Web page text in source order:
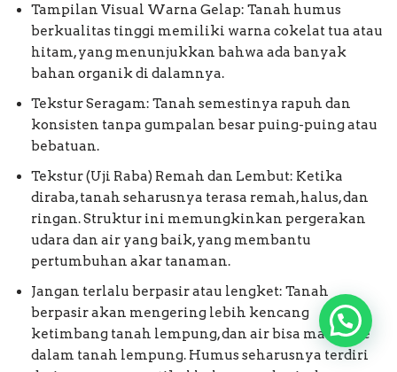
Tampilan Visual Warna Gelap: Tanah humus
berkualitas tinggi memiliki warna cokelat tua atau
hitam, yang menunjukkan bahwa ada banyak
bahan organik di dalamnya.
Tekstur Seragam: Tanah semestinya rapuh dan
konsisten tanpa gumpalan besar puing-puing atau
bebatuan.
Tekstur (Uji Raba) Remah dan Lembut: Ketika
diraba, tanah seharusnya terasa remah, halus, dan
ringan. Struktur ini memungkinkan pergerakan
udara dan air yang baik, yang membantu
pertumbuhan akar tanaman.
Jangan terlalu berpasir atau lengket: Tanah
berpasir akan mengering lebih kencang
ketimbang tanah lempung, dan air bisa masuk ke
dalam tanah lempung. Humus seharusnya terdiri